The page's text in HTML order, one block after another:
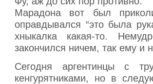
Марадона вот был
оправдывался “это была
хныкалка какая-то.
закончился ничем, так ему и
Сегодня аргентинцы с
кенгурятниками, но в